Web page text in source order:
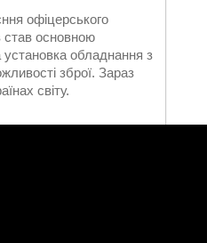
офіцерського
став основною
обладнання з
зброї. Зараз
світу.